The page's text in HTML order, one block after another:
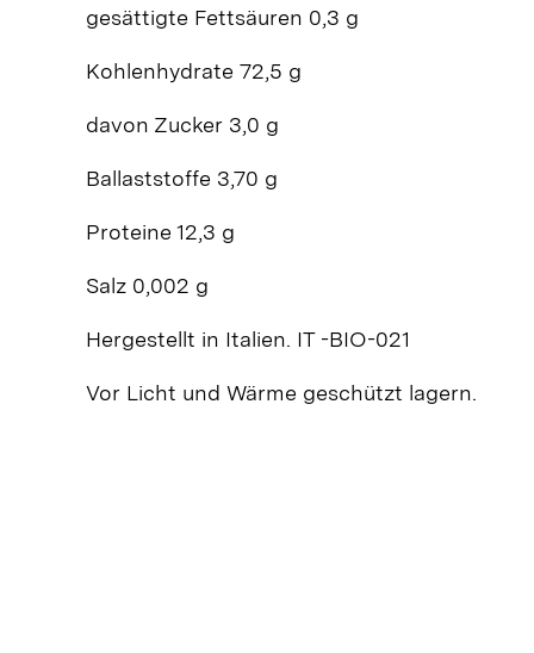
gesättigte Fettsäuren 0,3 g
Kohlenhydrate 72,5 g
davon Zucker 3,0 g
Ballaststoffe 3,70 g
Proteine 12,3 g
Salz 0,002 g
Hergestellt in Italien. IT -BIO-021
Vor Licht und Wärme geschützt lagern.